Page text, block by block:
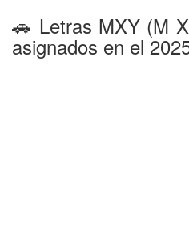
🚗 Letras MXY (M
asignados en el